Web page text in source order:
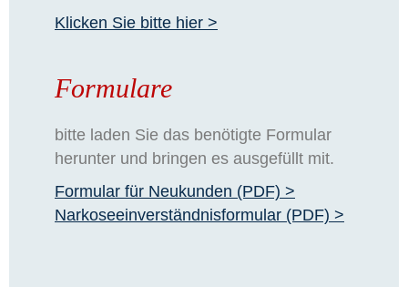
Klicken Sie bitte hier >
Formulare
bitte laden Sie das benötigte Formular
herunter und bringen es ausgefüllt mit.
Formular für Neukunden (PDF) >
Narkoseeinverständnisformular (PDF) >